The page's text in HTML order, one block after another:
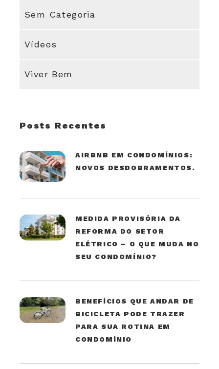
Sem Categoria
Vídeos
Viver Bem
Posts Recentes
AIRBNB EM CONDOMÍNIOS:
NOVOS DESDOBRAMENTOS.
MEDIDA PROVISÓRIA DA
REFORMA DO SETOR
ELÉTRICO – O QUE MUDA NO
SEU CONDOMÍNIO?
BENEFÍCIOS QUE ANDAR DE
BICICLETA PODE TRAZER
PARA SUA ROTINA EM
CONDOMÍNIO